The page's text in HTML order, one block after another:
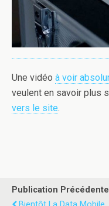
Une vidéo à voir
veulent en savoir plus
vers le site.
Publication Précédente